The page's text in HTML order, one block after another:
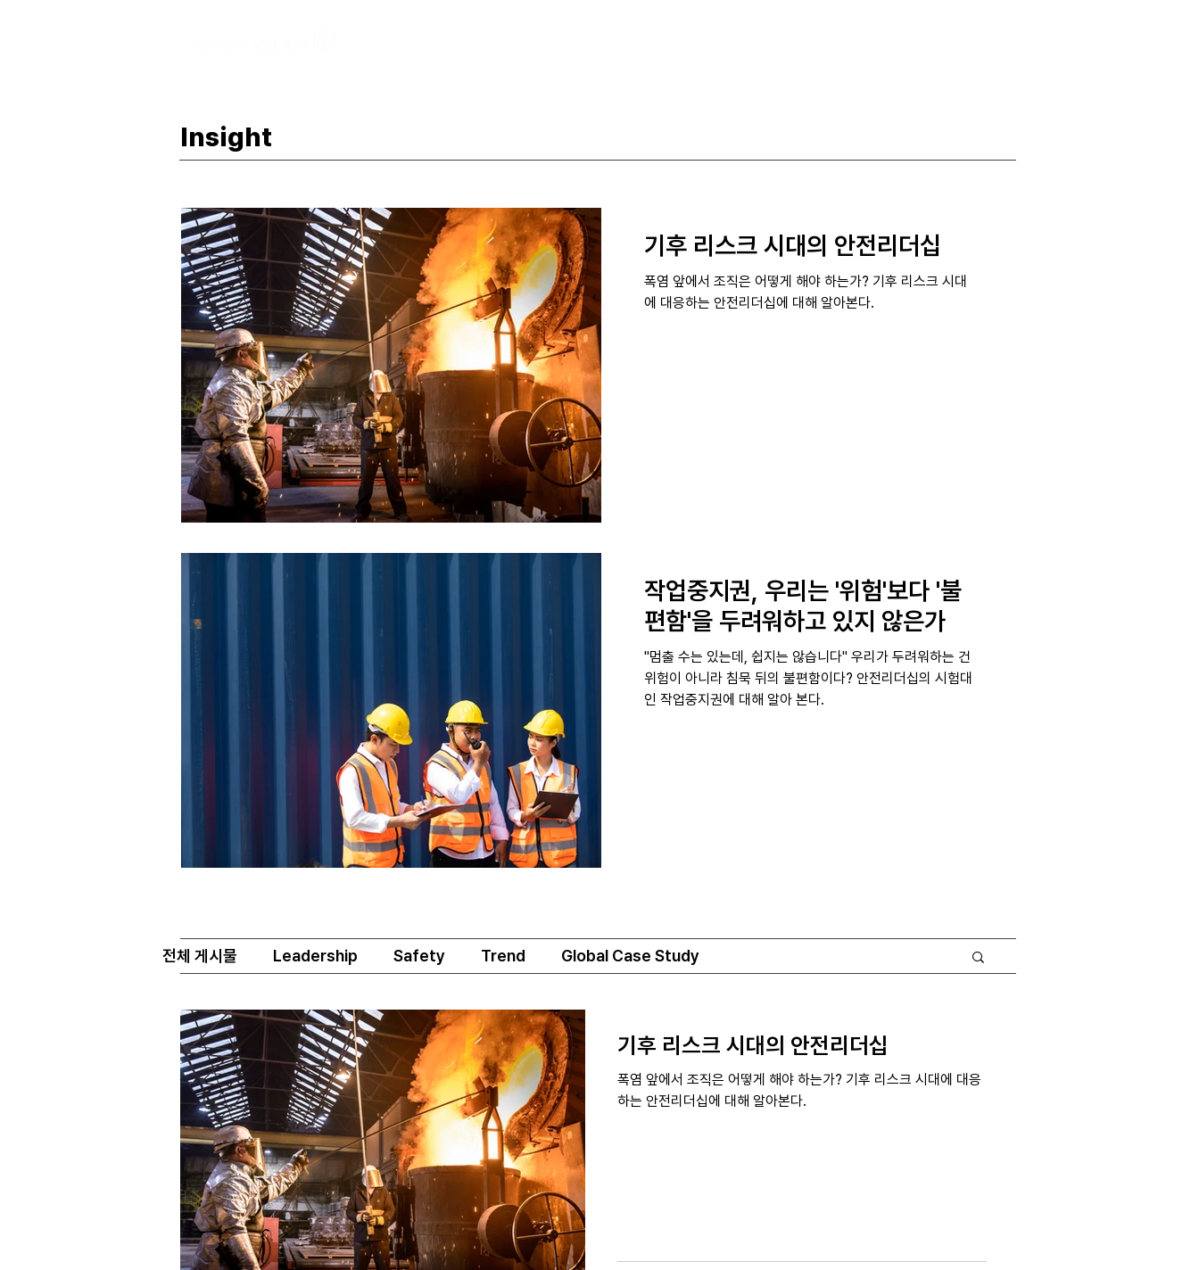
Insight
기후 리스크 시대의 안전리더십
폭염 앞에서 조직은 어떻게 해야 하는가? 기후 리스크 시대
에 대응하는 안전리더십에 대해 알아본다.
작업중지권, 우리는 '위험'보다 '불
편함'을 두려워하고 있지 않은가
"멈출 수는 있는데, 쉽지는 않습니다" 우리가 두려워하는 건
위험이 아니라 침묵 뒤의 불편함이다? 안전리더십의 시험대
인 작업중지권에 대해 알아 본다.
전체 게시물 Leadership Safety Trend Global Case Study
기후 리스크 시대의 안전리더십
폭염 앞에서 조직은 어떻게 해야 하는가? 기후 리스크 시대에 대응
하는 안전리더십에 대해 알아본다.